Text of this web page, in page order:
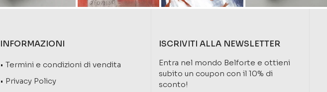
INFORMAZIONI
• Termini e condizioni di vendita
• Privacy Policy
ISCRIVITI ALLA NEWSLETTER
Entra nel mondo Belforte e ottieni
subito un coupon con il 10% di
sconto!